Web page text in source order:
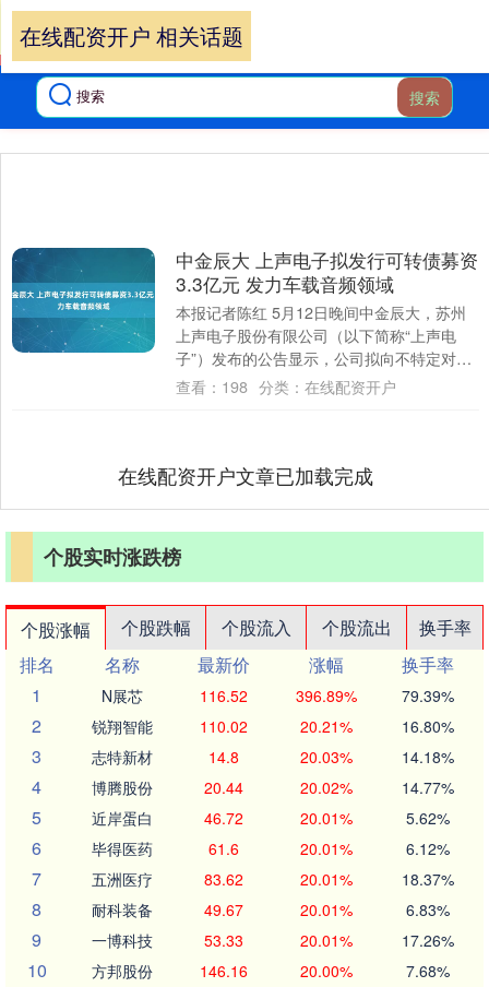
搜索
在线配资开户 相关话题
中金辰大 上声电子拟发行可转债募资
3.3亿元 发力车载音频领域
本报记者陈红 5月12日晚间中金辰大，苏州
上声电子股份有限公司（以下简称“上声电
子”）发布的公告显示，公司拟向不特定对象
发行可转换公司债券，募集资金总额不超过
查看： 198 分类： 在线配资开户
在线配资开户文章已加载完成
个股实时涨跌榜
个股涨幅 个股跌幅 个股流入 个股流出
换手率
排名
名称 最新价 涨幅
换手率
1
N展芯 116.52 396.89% 79.39%
2 锐翔智能 110.02 20.21% 16.80%
3 志特新材 14.8 20.03% 14.18%
4 博腾股份 20.44 20.02% 14.77%
5 近岸蛋白 46.72 20.01% 5.62%
6 毕得医药 61.6 20.01% 6.12%
7 五洲医疗 83.62 20.01% 18.37%
8 耐科装备 49.67 20.01% 6.83%
9 一博科技 53.33 20.01% 17.26%
10 方邦股份 146.16 20.00% 7.68%